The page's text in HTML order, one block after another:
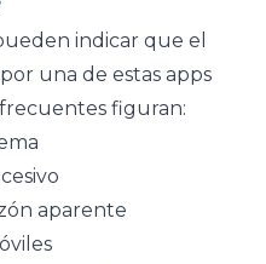
indicar que el
una de estas apps
figuran:
aparente